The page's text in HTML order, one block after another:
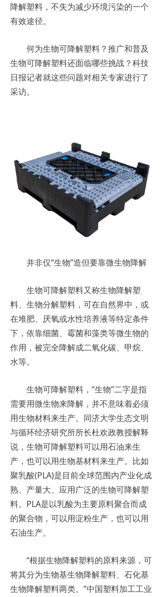
降解塑料，不失为减少环境污染的一个
有效途径。
何为生物可降解塑料？推广和普及
生物可降解塑料还面临哪些挑战？科技
日报记者就这些问题对相关专家进行了
采访。
并非仅“生物”造但要靠微生物降解
生物可降解塑料又称生物降解塑
料、生物分解塑料，可在自然界中，或
在堆肥、厌氧或水性培养液等特定条件
下，依靠细菌、霉菌和藻类等微生物的
作用，被完全降解成二氧化碳、甲烷、
水等。
生物可降解塑料，“生物”二字是指
需要用微生物来降解，并不意味着必须
用生物材料来生产。同济大学生态文明
与循环经济研究所所长杜欢政教授解释
说，生物可降解塑料可以用石油来生
产，也可以用生物基材料来生产。比如
聚乳酸(PLA)是目前全球范围内产业化成
熟、产量大、应用广泛的生物可降解塑
料。PLA是以乳酸为主要原料聚合而成
的聚合物，可以用淀粉生产，也可以用
石油生产。
“根据生物降解塑料的原料来源，可
将其分为生物基生物降解塑料、石化基
生物降解塑料两类。”中国塑料加工工业